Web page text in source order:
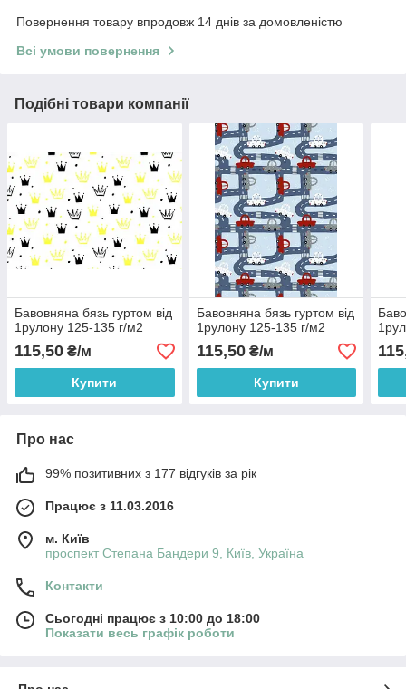
Повернення товару впродовж 14 днів за домовленістю
Всі умови повернення
Подібні товари компанії
Бавовняна бязь гуртом від
1рулону 125-135 г/м2
115,50 ₴/м
Купити
Бавовняна бязь гуртом від
1рулону 125-135 г/м2
115,50₴/м
Купити
Про нас
99% позитивних з 177 відгуків за рік
Працює з 11.03.2016
м. Київ
проспект Степана Бандери 9, Київ, Україна
Контакти
Сьогодні працює з 10:00 до 18:00
Показати весь графік роботи